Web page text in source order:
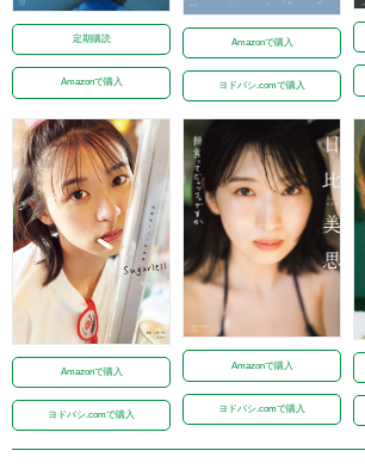
定期購読
Amazonで購入
Amazonで購入
ヨドバシ.comで購入
Amazonで購入
ヨドバシ.comで購入
Amazonで購入
ヨドバシ.comで購入